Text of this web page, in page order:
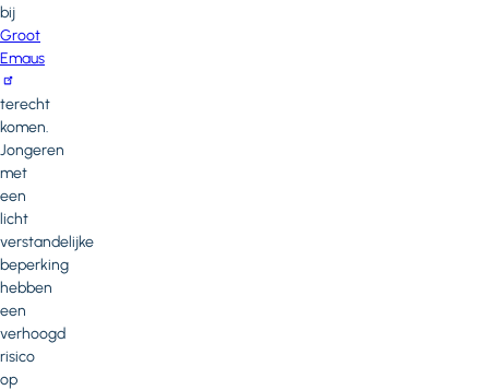
bij
Groot
Emaus
terecht
komen.
Jongeren
met
een
licht
verstandelijke
beperking
hebben
een
verhoogd
risico
op